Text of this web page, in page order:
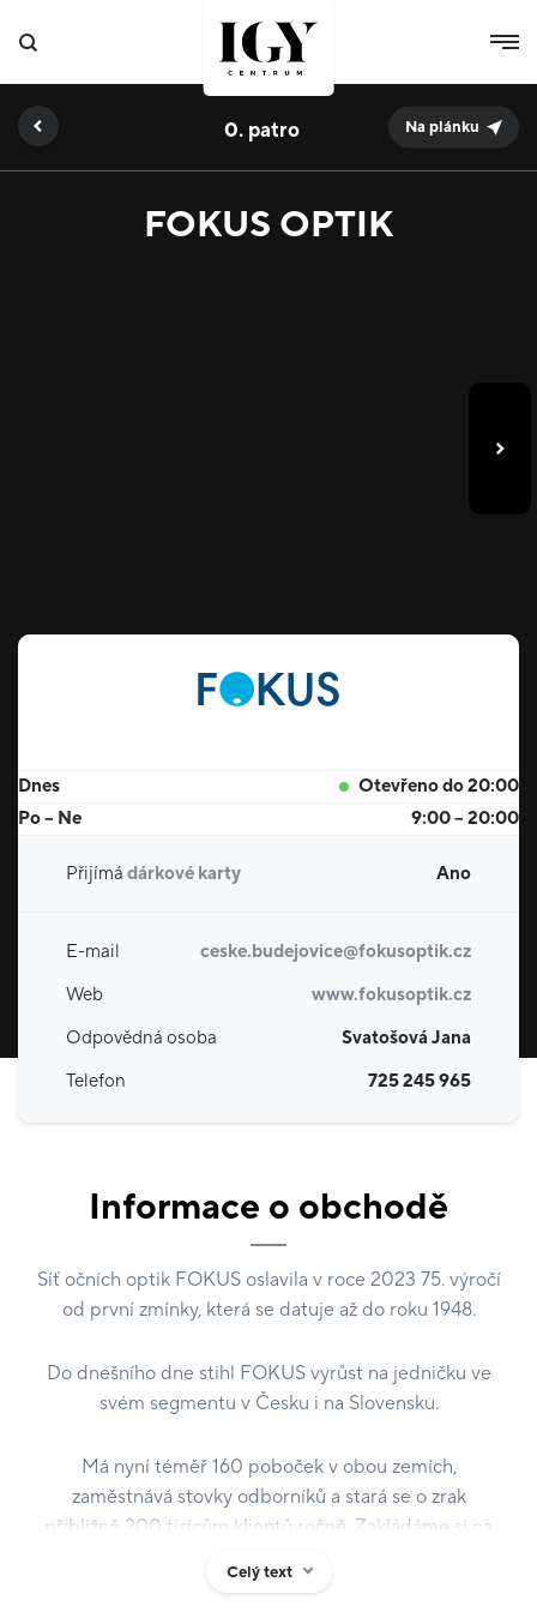
FOKUS OPTIK
0. Na plánku
Dnes
Otevřeno do 20:00
Po – Ne
9:00 – 20:00
Přijímá dárkové karty Ano
E-mail
ceske.budejovice@fokusoptik.cz
Web
www.fokusoptik.cz
Odpovědná osoba
Svatošová Jana
Telefon
725 245 965
Informace o obchodě
Síť očních optik FOKUS oslavila v roce 2023 75. výročí
od první zmínky, která se datuje až do roku 1948.
Do dnešního dne stihl FOKUS vyrůst na jedničku ve
svém segmentu v Česku i na Slovensku.
Má nyní téměř 160 poboček v obou zemích,
zaměstnává stovky odborníků a stará se o zrak
přibližně 200 tisícům klientů ročně. Zakládáme si na
100 % péčí o zrak našich klientů.
Celý text